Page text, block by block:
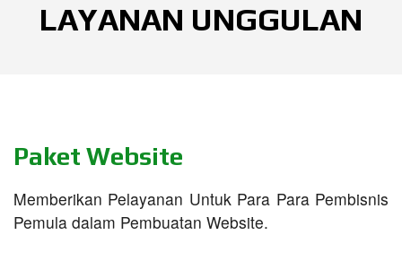
LAYANAN UNGGULAN
Paket Website
Memberikan Pelayanan Untuk Para Para Pembisnis
Pemula dalam Pembuatan Website.